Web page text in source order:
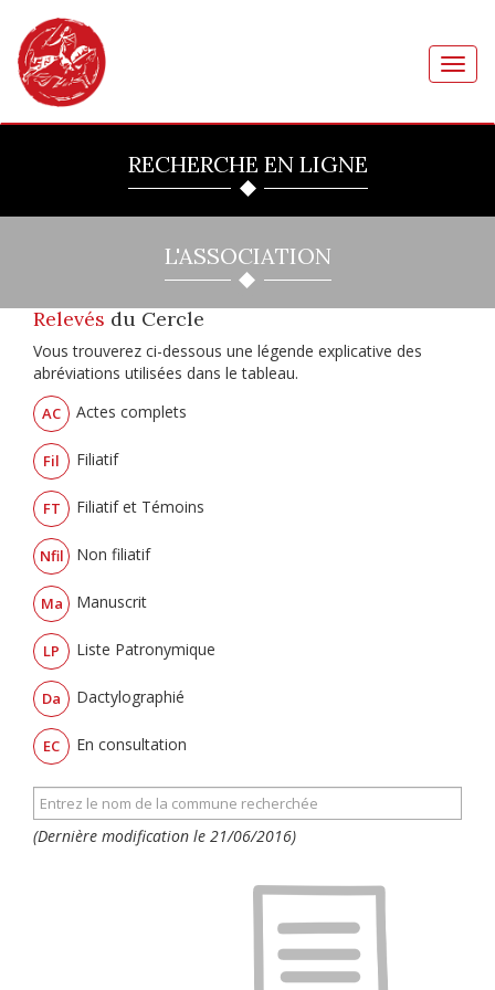
RECHERCHE EN LIGNE
L'ASSOCIATION
Relevés du Cercle
Vous trouverez ci-dessous une légende explicative des
abréviations utilisées dans le tableau.
AC Actes complets
Fil Filiatif
FT Filiatif et Témoins
Nfil Non filiatif
Ma Manuscrit
LP Liste Patronymique
Da Dactylographié
EC En consultation
(Dernière modification le 21/06/2016)